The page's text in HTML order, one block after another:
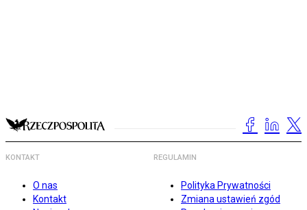
KONTAKT
O nas
Kontakt
REGULAMIN
Polityka Prywatności
Zmiana ustawień zgód